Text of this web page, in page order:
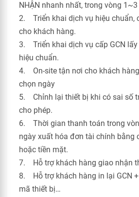
NHẬN nhanh nhất, trong vòng
2. Triển khai dịch vụ hiệu chuẩn,
cho khách hàng.
3. Triển khai dịch vụ cấp GCN
hiệu chuẩn.
4. On-site tận nơi cho khách
chọn ngày
5. Chỉnh lại thiết bị khi có sai số
cho phép.
6. Thời gian thanh toán trong
ngày xuất hóa đơn tài chính bằng
hoặc tiền mặt.
7. Hỗ trợ khách hàng giao nhận
8. Hỗ trợ khách hàng in lại GCN
mã thiết bị…